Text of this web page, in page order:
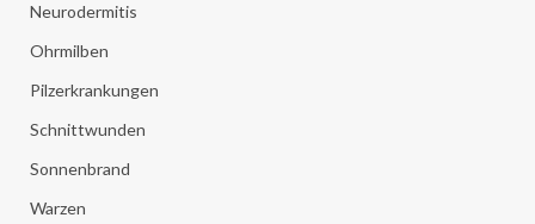
Neurodermitis
Ohrmilben
Pilzerkrankungen
Schnittwunden
Sonnenbrand
Warzen